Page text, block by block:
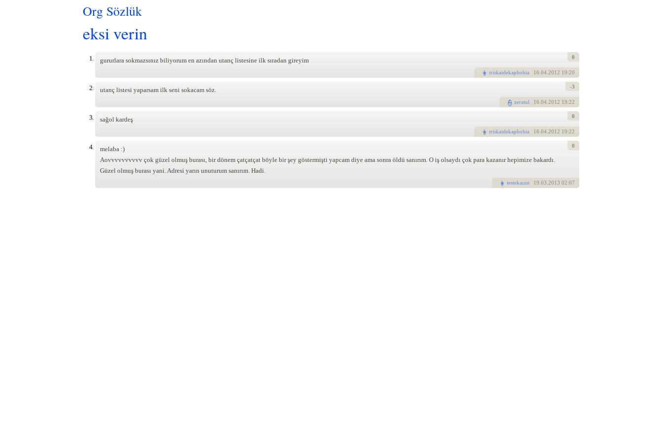
Org Sözlük
eksi verin
1. gururlara sokmazsınız biliyorum en azından utanç listesine ilk sıradan gireyim
triskaidekaphobia 16 .04.2012 19:20
0
2. utanç listesi yaparsam ilk seni sokacam söz.
zeratul 16 .04.2012 19:22
-3
3. sağol kardeş
triskaidekaphobia 16 .04.2012 19:22
0
4.
melaba :)
Aovvvvvvvvvv çok güzel olmuş burası, bir dönem çatçatçat böyle bir şey göstermişti yapcam diye ama sonra öldü sanırım. O iş olsaydı çok para kazanır hepimize bakardı.
Güzel olmuş burası yani. Adresi yarın unuturum sanırım. Hadi.
testekaunt 19 .03.2013 02:07
0